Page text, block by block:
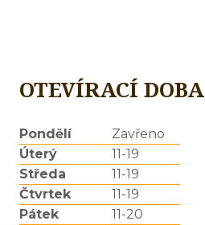
OTEVÍRACÍ DOBA
Pondělí
Zavřeno
Úterý
11-19
Středa
11-19
Čtvrtek
11-19
Pátek
11-20